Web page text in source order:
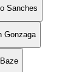
Sanches
Gonzaga